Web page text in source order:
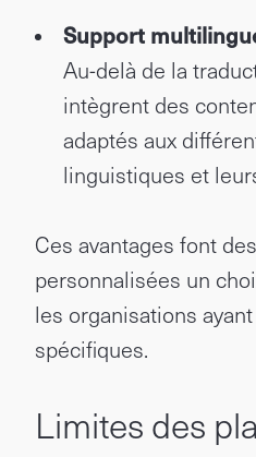
Support
Au-delà de la
intègrent des
adaptés aux
linguistiques et
Ces avantages font
personnalisées un
les organisations
spécifiques.
Limites des